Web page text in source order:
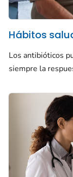
Hábitos
Los antibióticos
siempre la